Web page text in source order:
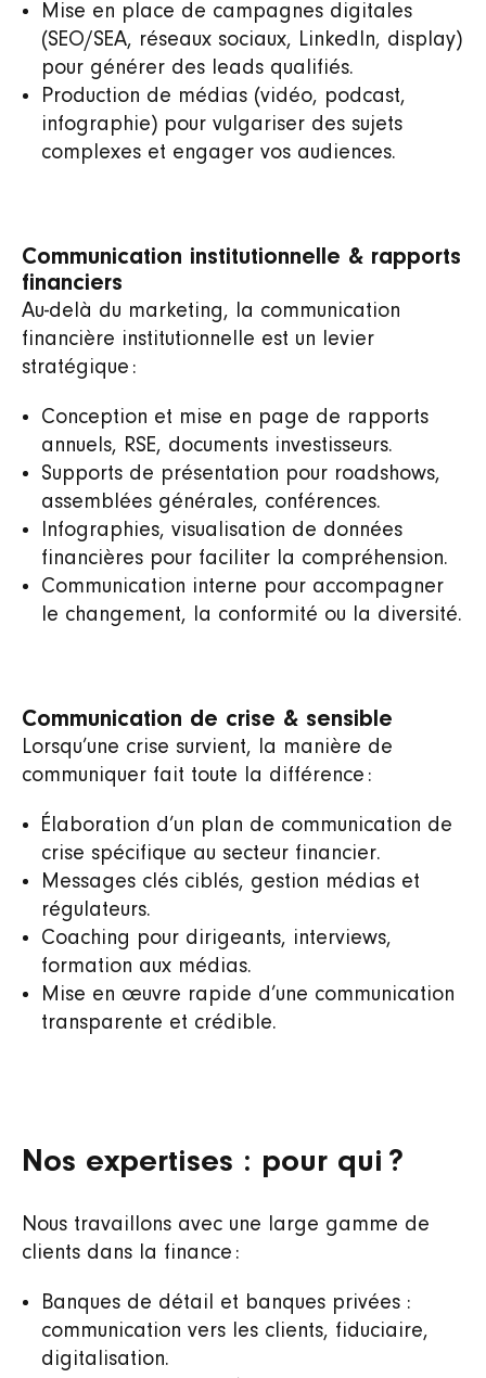
Mise en place de campagnes digitales
(SEO/SEA, réseaux sociaux, LinkedIn, display)
pour générer des leads qualifiés.
Production de médias (vidéo, podcast,
infographie) pour vulgariser des sujets
complexes et engager vos audiences.
Communication institutionnelle & rapports
financiers
Au‑delà du marketing, la communication
financière institutionnelle est un levier
stratégique :
Conception et mise en page de rapports
annuels, RSE, documents investisseurs.
Supports de présentation pour roadshows,
assemblées générales, conférences.
Infographies, visualisation de données
financières pour faciliter la compréhension.
Communication interne pour accompagner
le changement, la conformité ou la diversité.
Communication de crise & sensible
Lorsqu’une crise survient, la manière de
communiquer fait toute la différence :
Élaboration d’un plan de communication de
crise spécifique au secteur financier.
Messages clés ciblés, gestion médias et
régulateurs.
Coaching pour dirigeants, interviews,
formation aux médias.
Mise en œuvre rapide d’une communication
transparente et crédible.
Nos expertises : pour qui ?
Nous travaillons avec une large gamme de
clients dans la finance :
Banques de détail et banques privées :
communication vers les clients, fiduciaire,
digitalisation.